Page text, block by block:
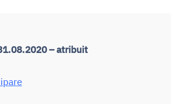
– atribuit